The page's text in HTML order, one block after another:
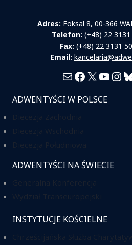
Adres: Foksal 8, 00-366
Telefon: (+48) 22 3131
Fax: (+48) 22 3131
Email:
MailFacebook
X
ADWENTYŚCI W POLSCE
ADWENTYŚCI NA ŚWIECIE
INSTYTUCJE KOŚCIELNE